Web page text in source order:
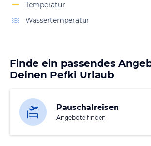
Temperatur
Wassertemperatur
Finde ein passendes
Deinen Pefki Urlaub
Pauschalreisen
Angebote finden